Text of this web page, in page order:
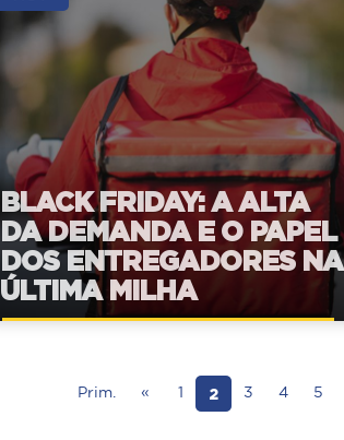
BLACK FRIDAY: A ALTA
DA DEMANDA E O PAPEL
DOS ENTREGADORES NA
ÚLTIMA MILHA
Prim. « 1 2 3 4 5